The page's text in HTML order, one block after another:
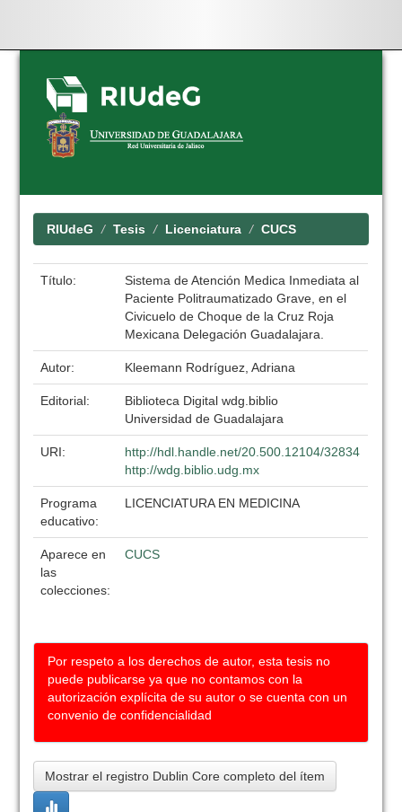
Skip
navigation
RIUdeG Tesis Licenciatura CUCS
Título:
Sistema de Atención Medica Inmediata al
Paciente Politraumatizado Grave, en el
Civicuelo de Choque de la Cruz Roja
Mexicana Delegación Guadalajara.
Autor: Kleemann Rodríguez, Adriana
Editorial:
Biblioteca Digital wdg.biblio
Universidad de Guadalajara
URI:
http://hdl.handle.net/20.500.12104/32834
http://wdg.biblio.udg.mx
Programa
educativo:
LICENCIATURA EN MEDICINA
Aparece en
las
colecciones:
CUCS
Por respeto a los derechos de autor, esta tesis no
puede publicarse ya que no contamos con la
autorización explícita de su autor o se cuenta con un
convenio de confidencialidad
Mostrar el registro Dublin Core completo del ítem